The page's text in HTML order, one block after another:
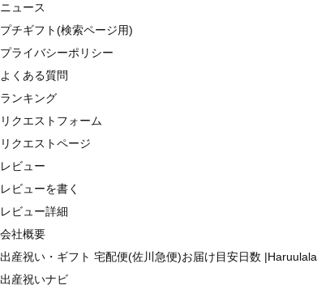
ニュース
プチギフト(検索ページ用)
プライバシーポリシー
よくある質問
ランキング
リクエストフォーム
リクエストページ
レビュー
レビューを書く
レビュー詳細
会社概要
出産祝い・ギフト 宅配便(佐川急便)お届け目安日数 |Haruulala
出産祝いナビ